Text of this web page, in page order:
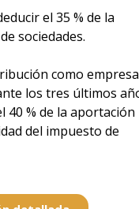
el 35 % de la
sociedades.
como empresa
los tres últimos
40 % de la aportación
del impuesto de